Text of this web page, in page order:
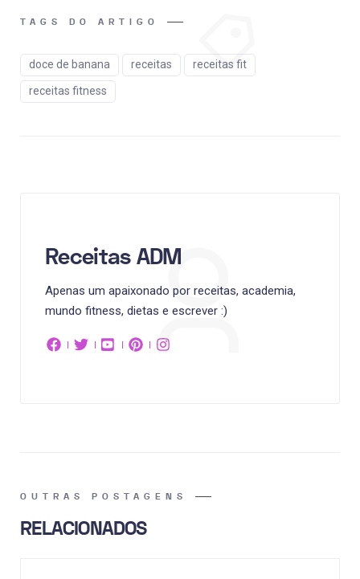
TAGS DO ARTIGO
doce de banana receitas receitas fit
receitas fitness
Receitas ADM
Apenas um apaixonado por receitas, academia,
mundo fitness, dietas e escrever :)
OUTRAS POSTAGENS
RELACIONADOS